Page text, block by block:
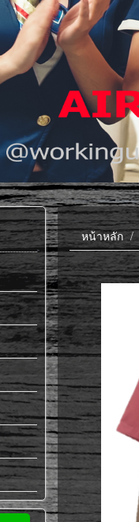
หน้าหลัก